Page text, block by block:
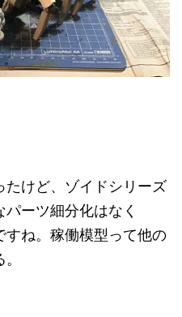
たけど、ゾイドシリーズ
ーツ細分化はなく
すね。稼働模型って他の